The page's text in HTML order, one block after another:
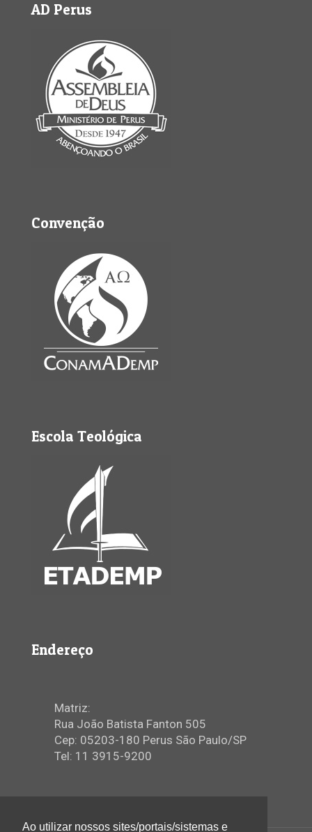
AD Perus
Convenção
Escola Teológica
Endereço
Matriz:
Rua João Batista Fanton 505
Cep: 05203-180 Perus São Paulo/SP
Tel: 11 3915-9200
Ao utilizar nossos sites/portais/sistemas e